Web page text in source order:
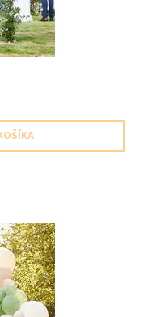
a
balonovej
popis je na krabičke a